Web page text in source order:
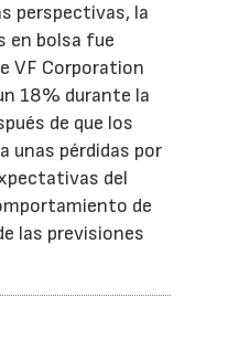
perspectivas, la
en bolsa fue
VF Corporation
18% durante la
de que los
unas pérdidas por
del
de
las previsiones